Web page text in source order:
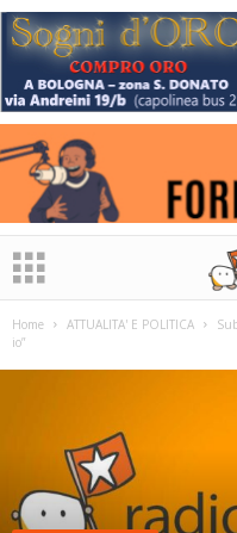
Home ATTUALITA' E POLITICA
io”